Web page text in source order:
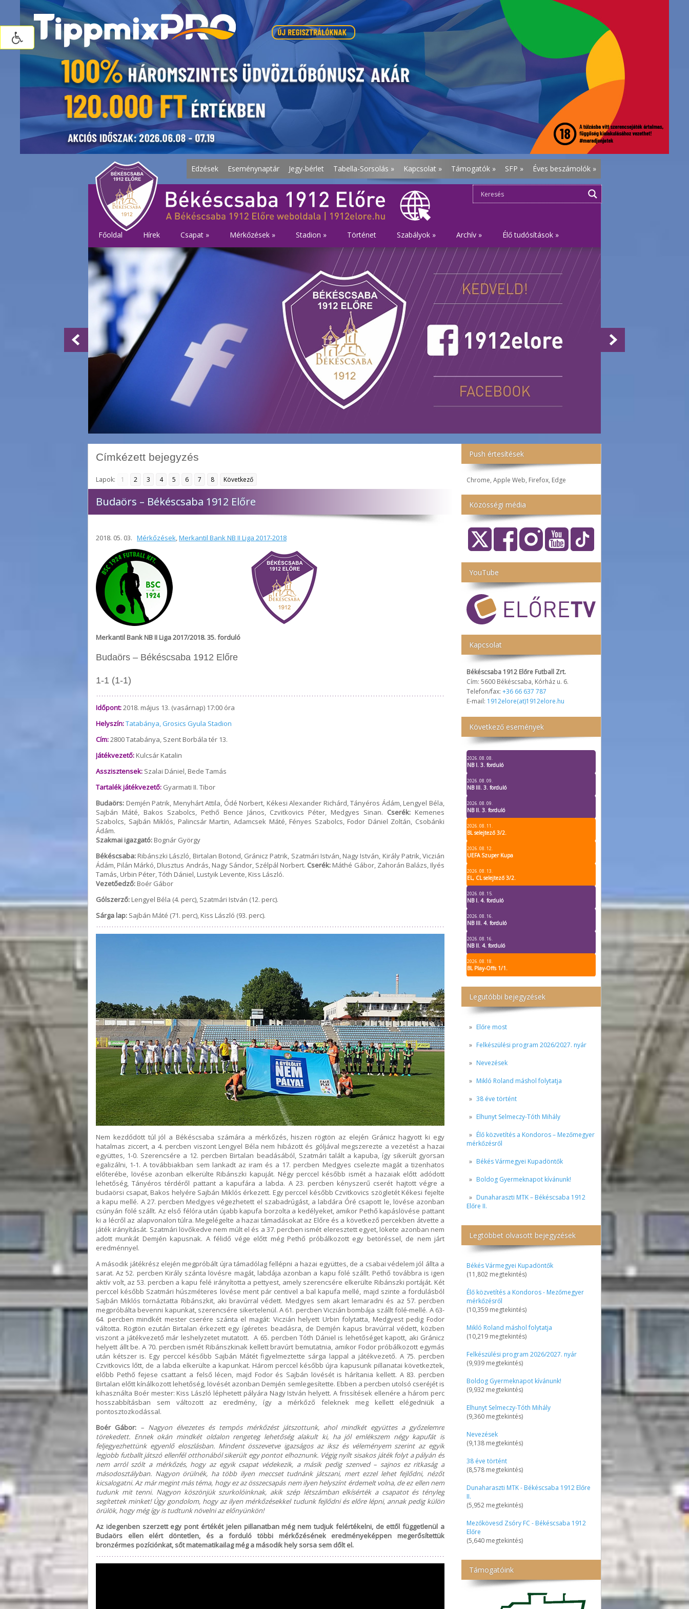
Edzések Eseménynaptár Jegy-bérlet Tabella-Sorsolás » Kapcsolat » Támogatók » SFP » Éves beszámolók »
Főoldal Hírek Csapat » Mérkőzések » Stadion » Történet Szabályok » Archív » Élő tudósítások »
Push értesítések
Chrome, Apple Web, Firefox, Edge
Közösségi média
YouTube
Kapcsolat
Békéscsaba 1912 Előre Futball Zrt.
Cím: 5600 Békéscsaba, Kórház u. 6.
Telefon/fax: +36 66 637 787
E-mail: 1912elore(at)1912elore.hu
Következő események
2026. 08. 08.
NB I. 3. forduló
2026. 08. 09.
NB III. 3. forduló
2026. 08. 09.
NB II. 3. forduló
2026. 08. 11.
BL selejtező 3/2.
2026. 08. 12.
UEFA Szuper Kupa
2026. 08. 13.
EL, CL selejtező 3/2.
2026. 08. 15.
NB I. 4. forduló
2026. 08. 16.
NB III. 4. forduló
2026. 08. 16.
NB II. 4. forduló
2026. 08. 18.
BL Play-Offs 1/1.
Legutóbbi bejegyzések
Előre most
Felkészülési program 2026/2027. nyár
Nevezések
Mikló Roland máshol folytatja
38 éve történt
Elhunyt Selmeczy-Tóth Mihály
Élő közvetítés a Kondoros – Mezőmegyer
mérkőzésről
Békés Vármegyei Kupadöntők
Boldog Gyermeknapot kívánunk!
Dunaharaszti MTK – Békéscsaba 1912
Előre II.
Legtöbbet olvasott bejegyzések
Békés Vármegyei Kupadöntők
(11,802 megtekintés)
Élő közvetítés a Kondoros - Mezőmegyer
mérkőzésről
(10,359 megtekintés)
Mikló Roland máshol folytatja
(10,219 megtekintés)
Felkészülési program 2026/2027. nyár
(9,939 megtekintés)
Boldog Gyermeknapot kívánunk!
(9,932 megtekintés)
Elhunyt Selmeczy-Tóth Mihály
(9,360 megtekintés)
Nevezések
(9,138 megtekintés)
38 éve történt
(8,578 megtekintés)
Dunaharaszti MTK - Békéscsaba 1912 Előre
II.
(5,952 megtekintés)
Mezőkövesd Zsóry FC - Békéscsaba 1912
Előre
(5,640 megtekintés)
Támogatóink
Címkézett bejegyzés
Lapok: 1 2 3 4 5 6 7 8 Következő
Budaörs – Békéscsaba 1912 Előre
2018. 05. 03. Mérkőzések,Merkantil Bank NB II Liga 2017-2018
Merkantil Bank NB II Liga 2017/2018. 35. forduló
Budaörs – Békéscsaba 1912 Előre
1-1 (1-1)
Időpont:2018. május 13. (vasárnap) 17:00 óra
Helyszín:Tatabánya, Grosics Gyula Stadion
Cím:2800 Tatabánya, Szent Borbála tér 13.
Játékvezető: Kulcsár Katalin
Asszisztensek: Szalai Dániel, Bede Tamás
Tartalék játékvezető: Gyarmati II. Tibor
Budaörs: Demjén Patrik, Menyhárt Attila, Ódé Norbert, Kékesi Alexander Richárd, Tányéros Ádám, Lengyel Béla,
Sajbán Máté, Bakos Szabolcs, Pethő Bence János, Czvitkovics Péter, Medgyes Sinan. Cserék: Kemenes
Szabolcs, Sajbán Miklós, Palincsár Martin, Adamcsek Máté, Fényes Szabolcs, Fodor Dániel Zoltán, Csobánki
Ádám.
Szakmai igazgató: Bognár György
Békéscsaba: Ribánszki László, Birtalan Botond, Gránicz Patrik, Szatmári István, Nagy István, Király Patrik, Viczián
Ádám, Pilán Márkó, Dlusztus András, Nagy Sándor, Szélpál Norbert. Cserék: Máthé Gábor, Zahorán Balázs, Ilyés
Tamás, Urbin Péter, Tóth Dániel, Lustyik Levente, Kiss László.
Vezetőedző: Boér Gábor
Gólszerző: Lengyel Béla (4. perc), Szatmári István (12. perc).
Sárga lap: Sajbán Máté (71. perc), Kiss László (93. perc).
Nem kezdődött túl jól a Békéscsaba számára a mérkőzés, hiszen rögtön az elején Gránicz hagyott ki egy
hatalmas ziccert, a 4. percben viszont Lengyel Béla nem hibázott és góljával megszerezte a vezetést a hazai
együttes, 1-0. Szerencsére a 12. percben Birtalan beadásából, Szatmári talált a kapuba, így sikerült gyorsan
egalizálni, 1-1. A továbbiakban sem lankadt az iram és a 17. percben Medgyes cselezte magát a tizenhatos
előterébe, lövése azonban elkerülte Ribánszki kapuját. Négy perccel később ismét a hazaiak előtt adódott
lehetőség, Tányéros térdéről pattant a kapufára a labda. A 23. percben kényszerű cserét hajtott végre a
budaörsi csapat, Bakos helyére Sajbán Miklós érkezett. Egy perccel később Czvitkovics szögletét Kékesi fejelte
a kapu mellé. A 27. percben Medgyes végezhetett el szabadrúgást, a labdára Óré csapott le, lövése azonban
csúnyán fölé szállt. Az első félóra után újabb kapufa borzolta a kedélyeket, amikor Pethő kapáslövése pattant
ki a lécről az alapvonalon túlra. Megelégelte a hazai támadásokat az Előre és a következő percekben átvette a
játék irányítását. Szatmári lövőkedve nem múlt el és a 37. percben ismét eleresztett egyet, lökete azonban nem
adott munkát Demjén kapusnak. A félidő vége előtt még Pethő próbálkozott egy betöréssel, de nem járt
eredménnyel.
A második játékrész elején megpróbált újra támadólag fellépni a hazai együttes, de a csabai védelem jól állta a
sarat. Az 52. percben Király szánta lövésre magát, labdája azonban a kapu fölé szállt. Pethő továbbra is igen
aktív volt, az 53. percben a kapu felé irányította a pettyest, amely szerencsére elkerülte Ribánszki portáját. Két
perccel később Szatmári húszméteres lövése ment pár centivel a bal kapufa mellé, majd szinte a fordulásból
Sajbán Miklós tornáztatta Ribánszkit, aki bravúrral védett. Medgyes sem akart lemaradni és az 57. percben
megpróbálta bevenni kapunkat, szerencsére sikertelenül. A 61. percben Viczián bombája szállt fölé-mellé. A 63-
64. percben mindkét mester cserére szánta el magát: Viczián helyett Urbin folytatta, Medgyest pedig Fodor
váltotta. Rögtön ezután Birtalan érkezett egy ígéretes beadásra, de Demjén kapus bravúrral védett, közben
viszont a játékvezető már leshelyzetet mutatott. A 65. percben Tóth Dániel is lehetőséget kapott, aki Gránicz
helyett állt be. A 70. percben ismét Ribánszkinak kellett bravúrt bemutatnia, amikor Fodor próbálkozott egymás
után kétszer is. Egy perccel később Sajbán Mátét figyelmeztette sárga lappal a játékvezető. A 75. percben
Czvitkovics lőtt, de a labda elkerülte a kapunkat. Három perccel később újra kapusunk pillanatai következtek,
előbb Pethő fejese csattant a felső lécen, majd Fodor és Sajbán lövését is hárítania kellett. A 83. percben
Birtalan előtt kínálkozott lehetőség, lövését azonban Demjén semlegesítette. Ebben a percben utolsó cseréjét is
kihasználta Boér mester: Kiss László léphetett pályára Nagy István helyett. A frissítések ellenére a három perc
hosszabbításban sem változott az eredmény, így a mérkőző feleknek meg kellett elégedniük a
pontosztozkodással.
Boér Gábor: – Nagyon élvezetes és tempós mérkőzést játszottunk, ahol mindkét együttes a győzelemre
törekedett. Ennek okán mindkét oldalon rengeteg lehetőség alakult ki, ha jól emlékszem négy kapufát is
feljegyezhettünk egyenlő eloszlásban. Mindent összevetve igazságos az iksz és véleményem szerint az egyik
legjobb futballt játszó ellenfél otthonából sikerült egy pontot elhoznunk. Végig nyílt sisakos játék folyt a pályán és
nem arról szólt a mérkőzés, hogy az egyik csapat védekezik, a másik pedig szenved – sajnos ez ritkaság a
másodosztályban. Nagyon örülnék, ha több ilyen meccset tudnánk játszani, mert ezzel lehet fejlődni, nézőt
kicsalogatni. Az már megint más téma, hogy ez az összecsapás nem ilyen helyszínt érdemelt volna, de ez ellen nem
tudunk mit tenni. Nagyon köszönjük szurkolóinknak, akik szép létszámban elkísérték a csapatot és tényleg
segítettek minket! Úgy gondolom, hogy az ilyen mérkőzésekkel tudunk fejlődni és előre lépni, annak pedig külön
örülök, hogy még így is tudtunk növelni az előnyünkön!
Az idegenben szerzett egy pont értékét jelen pillanatban még nem tudjuk felértékelni, de ettől függetlenül a
Budaörs ellen elért döntetlen, és a forduló többi mérkőzésének eredményeképpen megerősítettük
bronzérmes pozíciónkat, sőt matematikailag még a második hely sorsa sem dőlt el.